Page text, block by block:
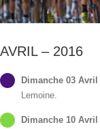
AVRIL – 2016
Dimanche 03 Avril
Lemoine.
Dimanche 10 Avril